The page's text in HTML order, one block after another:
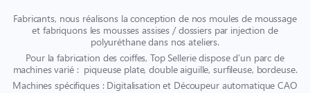
Fabricants, nous réalisons la conception de nos moules de moussage
et fabriquons les mousses assises / dossiers par injection de
polyuréthane dans nos ateliers.
Pour la fabrication des coiffes, Top Sellerie dispose d’un parc de
machines varié : piqueuse plate, double aiguille, surfileuse, bordeuse.
Machines spécifiques : Digitalisation et Découpeur automatique CAO